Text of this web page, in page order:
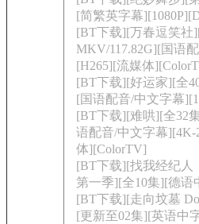
[简繁英字幕
[BT下载][万春逗笑社
MKV/117.82G][国语
[H265][流媒体
[BT下载][好运家][全
[国语配音/中文字幕
[BT下载][难哄][全32
语配音/中文字幕][4K-
体][ColorTV]
[BT下载][找我经纪人
第一季][全10集][德语
[BT下载][走向坟墓
[更新至02集][英语中